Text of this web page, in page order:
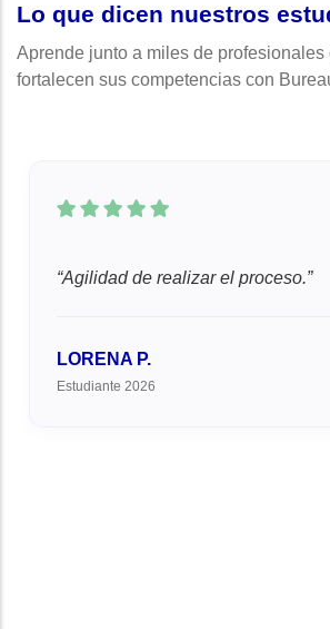
Lo que dicen nuestros
Aprende junto a miles de profesionales
fortalecen sus competencias con
Agilidad de realizar el proceso.
LORENA P.
Estudiante 2026